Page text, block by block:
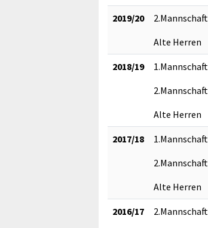
2019/20 2.Mannschaft
Alte Herren
2018/19 1.Mannschaft
2.Mannschaft
Alte Herren
2017/18 1.Mannschaft
2.Mannschaft
Alte Herren
2016/17 2.Mannschaft